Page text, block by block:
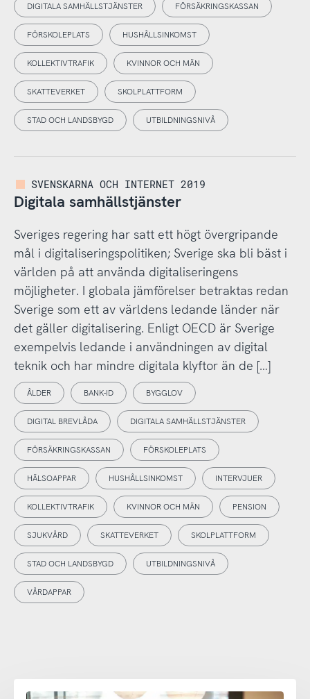
DIGITALA SAMHÄLLSTJÄNSTER FÖRSÄKRINGSKASSAN
FÖRSKOLEPLATS HUSHÅLLSINKOMST
KOLLEKTIVTRAFIK KVINNOR OCH MÄN
SKATTEVERKET SKOLPLATTFORM
STAD OCH LANDSBYGD UTBILDNINGSNIVÅ
SVENSKARNA OCH INTERNET 2019
Digitala samhällstjänster
Sveriges regering har satt ett högt övergripande
mål i digitaliseringspolitiken; Sverige ska bli bäst i
världen på att använda digitaliseringens
möjligheter. I globala jämförelser betraktas redan
Sverige som ett av världens ledande länder när
det gäller digitalisering. Enligt OECD är Sverige
exempelvis ledande i användningen av digital
teknik och har mindre digitala klyftor än de […]
ÅLDER BANK-ID BYGGLOV
DIGITAL BREVLÅDA DIGITALA SAMHÄLLSTJÄNSTER
FÖRSÄKRINGSKASSAN FÖRSKOLEPLATS
HÄLSOAPPAR HUSHÅLLSINKOMST INTERVJUER
KOLLEKTIVTRAFIK KVINNOR OCH MÄN PENSION
SJUKVÅRD SKATTEVERKET SKOLPLATTFORM
STAD OCH LANDSBYGD UTBILDNINGSNIVÅ
VÅRDAPPAR